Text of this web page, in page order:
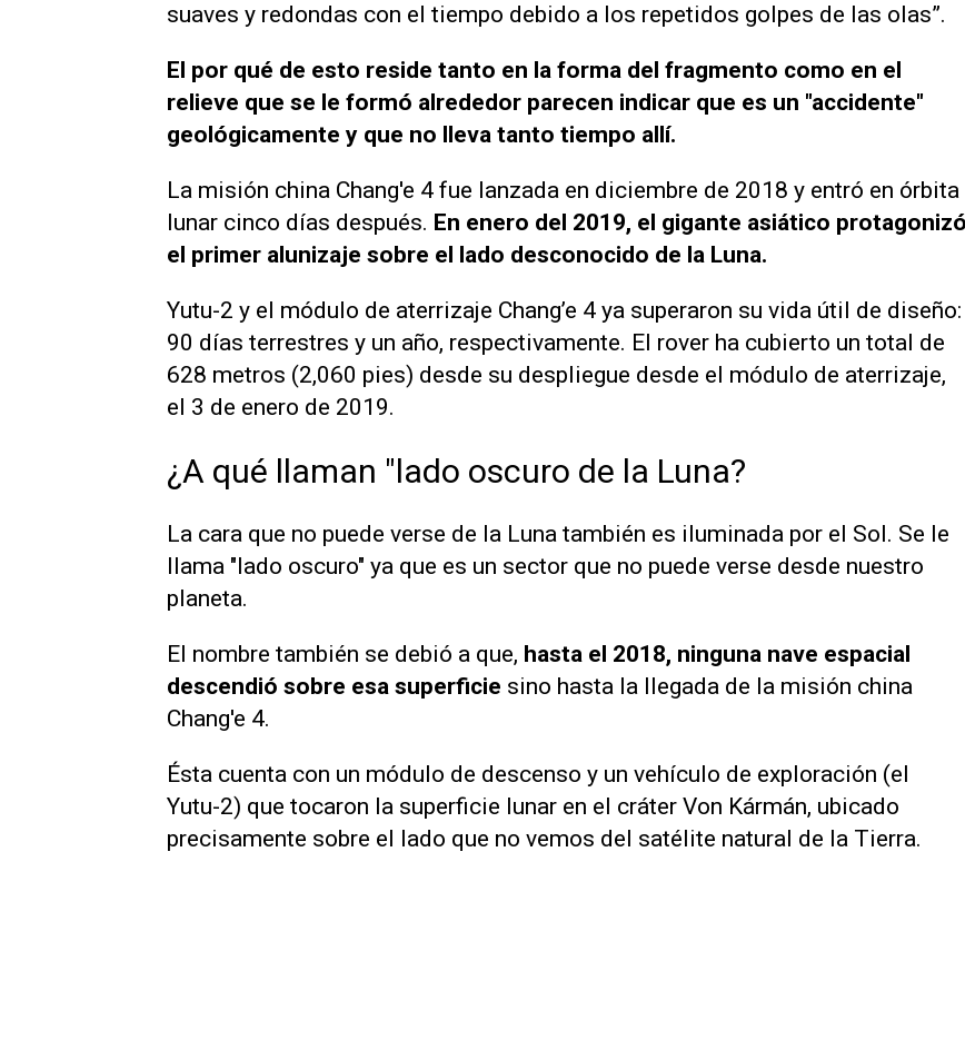
suaves y redondas con el tiempo debido a los repetidos golpes de las olas”.
El por qué de esto reside tanto en la forma del fragmento como en el
relieve que se le formó alrededor parecen indicar que es un "accidente"
geológicamente y que no lleva tanto tiempo allí.
La misión china Chang'e 4 fue lanzada en diciembre de 2018 y entró en órbita
lunar cinco días después. En enero del 2019, el gigante asiático protagonizó
el primer alunizaje sobre el lado desconocido de la Luna.
Yutu-2 y el módulo de aterrizaje Chang’e 4 ya superaron su vida útil de diseño:
90 días terrestres y un año, respectivamente. El rover ha cubierto un total de
628 metros (2,060 pies) desde su despliegue desde el módulo de aterrizaje,
el 3 de enero de 2019.
¿A qué llaman "lado oscuro de la Luna?
La cara que no puede verse de la Luna también es iluminada por el Sol. Se le
llama "lado oscuro" ya que es un sector que no puede verse desde nuestro
planeta.
El nombre también se debió a que, hasta el 2018, ninguna nave espacial
descendió sobre esa superficie sino hasta la llegada de la misión china
Chang'e 4.
Ésta cuenta con un módulo de descenso y un vehículo de exploración (el
Yutu-2) que tocaron la superficie lunar en el cráter Von Kármán, ubicado
precisamente sobre el lado que no vemos del satélite natural de la Tierra.